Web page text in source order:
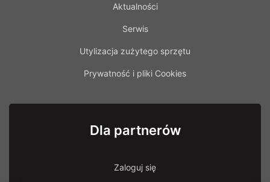
Aktualności
Serwis
Utylizacja zużytego sprzętu
Prywatność i pliki Cookies
Dla partnerów
Zaloguj się